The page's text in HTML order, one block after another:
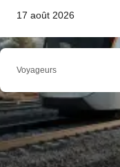
17 août 2026
Voyageurs